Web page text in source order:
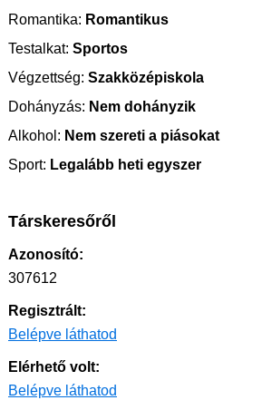
Romantika: Romantikus
Testalkat: Sportos
Végzettség: Szakközépiskola
Dohányzás: Nem dohányzik
Alkohol: Nem szereti a piásokat
Sport: Legalább heti egyszer
Társkeresőről
Azonosító:
307612
Regisztrált:
Belépve láthatod
Elérhető volt:
Belépve láthatod